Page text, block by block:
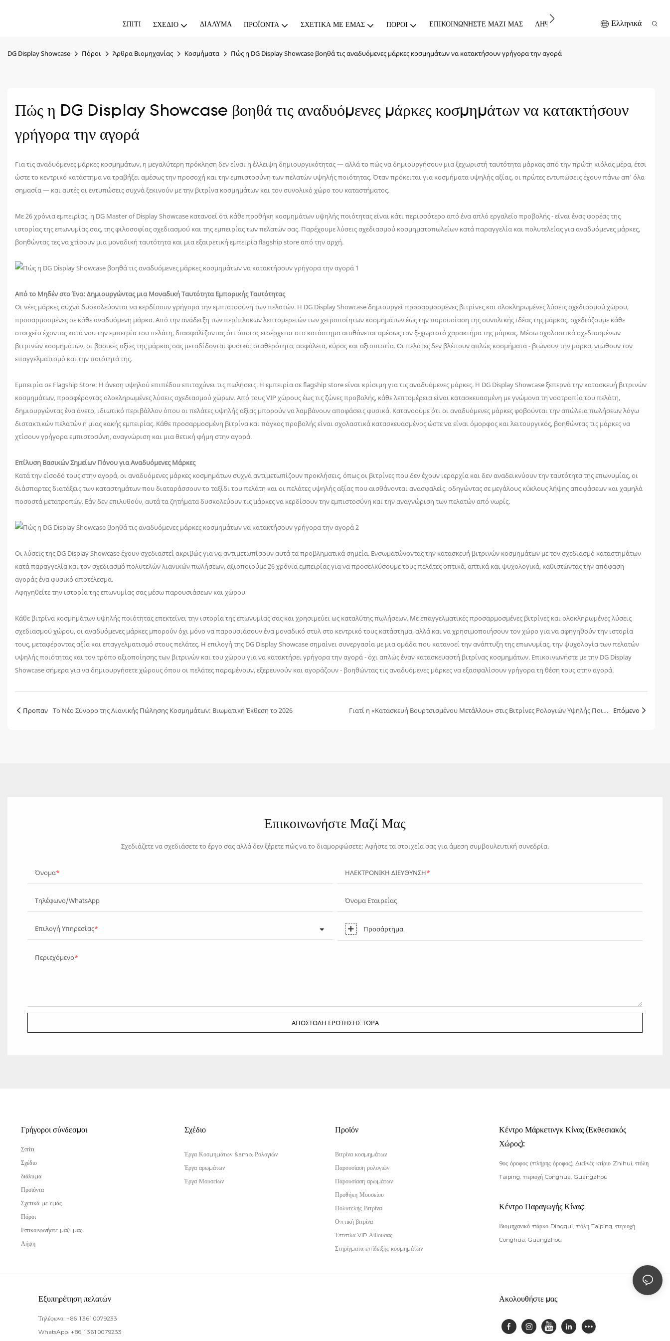
ΣΠΊΤΙ ΣΧΈΔΙΟ ΔΙΆΛΥΜΑ ΠΡΟΪΌΝΤΑ ΣΧΕΤΙΚΆ ΜΕ ΕΜΆΣ ΠΌΡΟΙ ΕΠΙΚΟΙΝΩΝΉΣΤΕ ΜΑΖΊ ΜΑΣ ΛΉΨΗ Ελληνικά
DG Display Showcase Πόροι Άρθρα Βιομηχανίας Κοσμήματα Πώς η DG Display Showcase βοηθά τις αναδυόμενες μάρκες κοσμημάτων να κατακτήσουν γρήγορα την αγορά
Πώς η DG Display Showcase βοηθά τις αναδυόμενες μάρκες κοσμημάτων να κατακτήσουν
γρήγορα την αγορά
Για τις αναδυόμενες μάρκες κοσμημάτων, η μεγαλύτερη πρόκληση δεν είναι η έλλειψη δημιουργικότητας — αλλά το πώς να δημιουργήσουν μια ξεχωριστή ταυτότητα μάρκας από την πρώτη κιόλας μέρα, έτσι
ώστε το κεντρικό κατάστημα να τραβήξει αμέσως την προσοχή και την εμπιστοσύνη των πελατών υψηλής ποιότητας. Όταν πρόκειται για κοσμήματα υψηλής αξίας, οι πρώτες εντυπώσεις έχουν πάνω απ' όλα
σημασία — και αυτές οι εντυπώσεις συχνά ξεκινούν με την βιτρίνα κοσμημάτων και τον συνολικό χώρο του καταστήματος.
Με 26 χρόνια εμπειρίας, η DG Master of Display Showcase κατανοεί ότι κάθε προθήκη κοσμημάτων υψηλής ποιότητας είναι κάτι περισσότερο από ένα απλό εργαλείο προβολής - είναι ένας φορέας της
ιστορίας της επωνυμίας σας, της φιλοσοφίας σχεδιασμού και της εμπειρίας των πελατών σας. Παρέχουμε λύσεις σχεδιασμού κοσμηματοπωλείων κατά παραγγελία και πολυτελείας για αναδυόμενες μάρκες,
βοηθώντας τες να χτίσουν μια μοναδική ταυτότητα και μια εξαιρετική εμπειρία flagship store από την αρχή.
Από το Μηδέν στο Ένα: Δημιουργώντας μια Μοναδική Ταυτότητα Εμπορικής Ταυτότητας
Οι νέες μάρκες συχνά δυσκολεύονται να κερδίσουν γρήγορα την εμπιστοσύνη των πελατών. Η DG Display Showcase δημιουργεί προσαρμοσμένες βιτρίνες και ολοκληρωμένες λύσεις σχεδιασμού χώρου,
προσαρμοσμένες σε κάθε αναδυόμενη μάρκα. Από την ανάδειξη των περίπλοκων λεπτομερειών των χειροποίητων κοσμημάτων έως την παρουσίαση της συνολικής ιδέας της μάρκας, σχεδιάζουμε κάθε
στοιχείο έχοντας κατά νου την εμπειρία του πελάτη, διασφαλίζοντας ότι όποιος εισέρχεται στο κατάστημα αισθάνεται αμέσως τον ξεχωριστό χαρακτήρα της μάρκας. Μέσω σχολαστικά σχεδιασμένων
βιτρινών κοσμημάτων, οι βασικές αξίες της μάρκας σας μεταδίδονται φυσικά: σταθερότητα, ασφάλεια, κύρος και αξιοπιστία. Οι πελάτες δεν βλέπουν απλώς κοσμήματα - βιώνουν την μάρκα, νιώθουν τον
επαγγελματισμό και την ποιότητά της.
Εμπειρία σε Flagship Store: Η άνεση υψηλού επιπέδου επιταχύνει τις πωλήσεις. Η εμπειρία σε flagship store είναι κρίσιμη για τις αναδυόμενες μάρκες. Η DG Display Showcase ξεπερνά την κατασκευή βιτρινών
κοσμημάτων, προσφέροντας ολοκληρωμένες λύσεις σχεδιασμού χώρων. Από τους VIP χώρους έως τις ζώνες προβολής, κάθε λεπτομέρεια είναι κατασκευασμένη με γνώμονα τη νοοτροπία του πελάτη,
δημιουργώντας ένα άνετο, ιδιωτικό περιβάλλον όπου οι πελάτες υψηλής αξίας μπορούν να λαμβάνουν αποφάσεις φυσικά. Κατανοούμε ότι οι αναδυόμενες μάρκες φοβούνται την απώλεια πωλήσεων λόγω
διστακτικών πελατών ή μιας κακής εμπειρίας. Κάθε προσαρμοσμένη βιτρίνα και πάγκος προβολής είναι σχολαστικά κατασκευασμένος ώστε να είναι όμορφος και λειτουργικός, βοηθώντας τις μάρκες να
χτίσουν γρήγορα εμπιστοσύνη, αναγνώριση και μια θετική φήμη στην αγορά.
Επίλυση Βασικών Σημείων Πόνου για Αναδυόμενες Μάρκες
Κατά την είσοδό τους στην αγορά, οι αναδυόμενες μάρκες κοσμημάτων συχνά αντιμετωπίζουν προκλήσεις, όπως οι βιτρίνες που δεν έχουν ιεραρχία και δεν αναδεικνύουν την ταυτότητα της επωνυμίας, οι
διάσπαρτες διατάξεις των καταστημάτων που διαταράσσουν το ταξίδι του πελάτη και οι πελάτες υψηλής αξίας που αισθάνονται ανασφαλείς, οδηγώντας σε μεγάλους κύκλους λήψης αποφάσεων και χαμηλά
ποσοστά μετατροπών. Εάν δεν επιλυθούν, αυτά τα ζητήματα δυσκολεύουν τις μάρκες να κερδίσουν την εμπιστοσύνη και την αναγνώριση των πελατών από νωρίς.
Οι λύσεις της DG Display Showcase έχουν σχεδιαστεί ακριβώς για να αντιμετωπίσουν αυτά τα προβληματικά σημεία. Ενσωματώνοντας την κατασκευή βιτρινών κοσμημάτων με τον σχεδιασμό καταστημάτων
κατά παραγγελία και τον σχεδιασμό πολυτελών λιανικών πωλήσεων, αξιοποιούμε 26 χρόνια εμπειρίας για να προσελκύσουμε τους πελάτες οπτικά, απτικά και ψυχολογικά, καθιστώντας την απόφαση
αγοράς ένα φυσικό αποτέλεσμα.
Αφηγηθείτε την ιστορία της επωνυμίας σας μέσω παρουσιάσεων και χώρου
Κάθε βιτρίνα κοσμημάτων υψηλής ποιότητας επεκτείνει την ιστορία της επωνυμίας σας και χρησιμεύει ως καταλύτης πωλήσεων. Με επαγγελματικές προσαρμοσμένες βιτρίνες και ολοκληρωμένες λύσεις
σχεδιασμού χώρου, οι αναδυόμενες μάρκες μπορούν όχι μόνο να παρουσιάσουν ένα μοναδικό στυλ στο κεντρικό τους κατάστημα, αλλά και να χρησιμοποιήσουν τον χώρο για να αφηγηθούν την ιστορία
τους, μεταφέροντας αξία και επαγγελματισμό στους πελάτες. Η επιλογή της DG Display Showcase σημαίνει συνεργασία με μια ομάδα που κατανοεί την ανάπτυξη της επωνυμίας, την ψυχολογία των πελατών
υψηλής ποιότητας και τον τρόπο αξιοποίησης των βιτρινών και του χώρου για να κατακτήσει γρήγορα την αγορά - όχι απλώς έναν κατασκευαστή βιτρίνας κοσμημάτων. Επικοινωνήστε με την DG Display
Showcase σήμερα για να δημιουργήσετε χώρους όπου οι πελάτες παραμένουν, εξερευνούν και αγοράζουν - βοηθώντας τις αναδυόμενες μάρκες να εξασφαλίσουν γρήγορα τη θέση τους στην αγορά.
Προπαν Το Νέο Σύνορο της Λιανικής Πώλησης Κοσμημάτων: Βιωματική Έκθεση το 2026 Γιατί η «Κατασκευή Βουρτσισμένου Μετάλλου» στις Βιτρίνες Ρολογιών Υψηλής Ποιότητας Ορίζει το Επίπεδο της Μάρκας; Επόμενο
Επικοινωνήστε Μαζί Μας
Σχεδιάζετε να σχεδιάσετε το έργο σας αλλά δεν ξέρετε πώς να το διαμορφώσετε; Αφήστε τα στοιχεία σας για άμεση συμβουλευτική συνεδρία.
Όνομα ΗΛΕΚΤΡΟΝΙΚΗ ΔΙΕΥΘΥΝΣΗ
Τηλέφωνο/WhatsApp Όνομα Εταιρείας
Επιλογή Υπηρεσίας Προσάρτημα
Περιεχόμενο
ΑΠΟΣΤΟΛΉ ΕΡΏΤΗΣΗΣ ΤΏΡΑ
Γρήγοροι σύνδεσμοι
Σπίτι
Σχέδιο
διάλυμα
Προϊόντα
Σχετικά με εμάς
Πόροι
Επικοινωνήστε μαζί μας
Λήψη
Σχέδιο
Έργα Κοσμημάτων &amp; Ρολογιών
Έργα αρωμάτων
Έργα Μουσείων
Προϊόν
Βιτρίνα κοσμημάτων
Παρουσίαση ρολογιών
Παρουσίαση αρωμάτων
Προθήκη Μουσείου
Πολυτελής Βιτρίνα
Οπτική βιτρίνα
Έπιπλα VIP Αίθουσας
Στηρίγματα επίδειξης κοσμημάτων
Κέντρο Μάρκετινγκ Κίνας (Εκθεσιακός
Χώρος):
9ος όροφος (πλήρης όροφος), Διεθνές κτίριο Zhihui, πόλη
Taiping, περιοχή Conghua, Guangzhou
Κέντρο Παραγωγής Κίνας:
Βιομηχανικό πάρκο Dinggui, πόλη Taiping, περιοχή
Conghua, Guangzhou
Εξυπηρέτηση πελατών
Τηλέφωνο: +86 13610079233
WhatsApp: +86 13610079233
Ακολουθήστε μας